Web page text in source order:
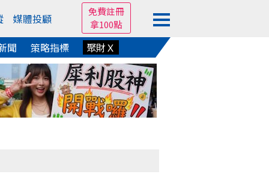
媒體投顧
免費註冊
拿100點
聞 策略指標 聚財Ｘ